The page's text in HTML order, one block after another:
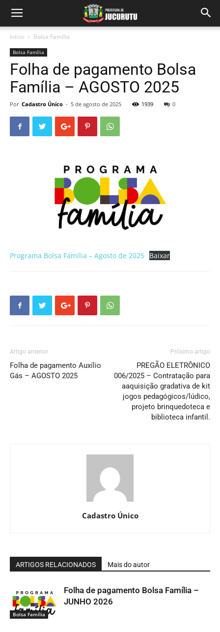
Início Bolsa Família
Bolsa Família
Folha de pagamento Bolsa
Família – AGOSTO 2025
Por Cadastro Único - 5 de agosto de 2025 1939 0
Programa Bolsa Família – Agosto de 2025 Baixar
Artigo anterior
Folha de pagamento Auxílio
Gás – AGOSTO 2025
Próximo artigo
PREGÃO ELETRÔNICO
006/2025 – Contratação para
aaquisição gradativa de kit
jogos pedagógicos/lúdico,
projeto brinquedoteca e
biblioteca infantil.
Cadastro Único
ARTIGOS RELACIONADOS Mais do autor
Bolsa Família
Folha de pagamento Bolsa Família –
JUNHO 2026